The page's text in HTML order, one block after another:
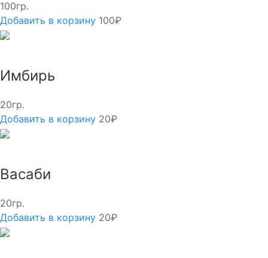
100гр.
Добавить в корзину 100₽
Имбирь
20гр.
Добавить в корзину 20₽
Васаби
20гр.
Добавить в корзину 20₽